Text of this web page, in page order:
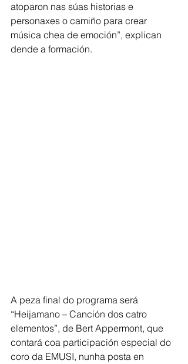
atoparon nas súas historias e
personaxes o camiño para crear
música chea de emoción”, explican
dende a formación.
A peza final do programa será
“Heijamano – Canción dos catro
elementos”, de Bert Appermont, que
contará coa participación especial do
coro da EMUSI, nunha posta en